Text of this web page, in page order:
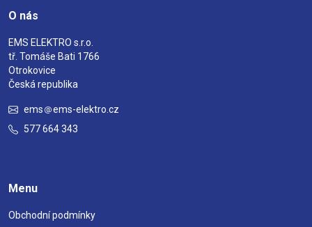
O nás
EMS ELEKTRO s.r.o.
tř. Tomáše Bati 1766
Otrokovice
Česká republika
ems
ems-elektro.cz
577 664 343
Menu
Obchodní podmínky